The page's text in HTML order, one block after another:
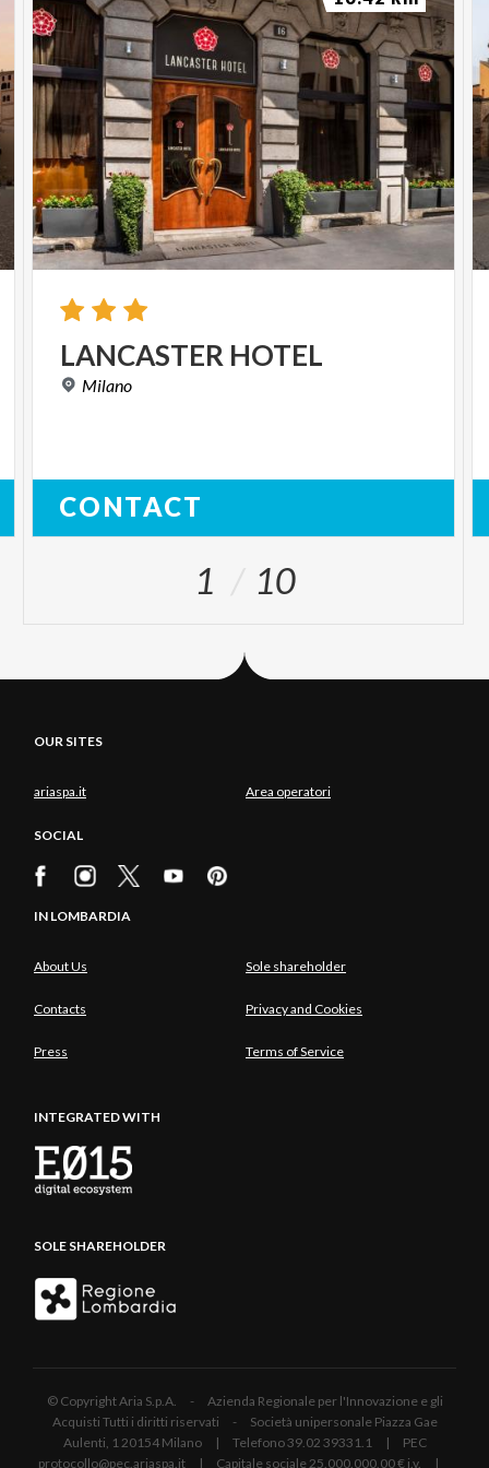
presso Parco di Monza ingresso via Lecco
Domenica 8 giugno 2025
Ritrovo:ore 9.00 presso
Parco di Monza ingresso Vedano Collinetta
Domenica 15 giugno 2025 Ritrovo:
ore 9.00
presso Parco di Monza ingresso Villasanta
presso Parco di Monza ingresso via Lecco
LANCASTER HOTEL
Milano
CONTACT
1 10
OUR SITES
ariaspa.it Area operatori
SOCIAL
IN LOMBARDIA
About Us Sole shareholder
Contacts Privacy and Cookies
Press Terms of Service
INTEGRATED WITH
SOLE SHAREHOLDER
© Copyright Aria S.p.A. - Azienda Regionale per l'Innovazione e gli
Acquisti Tutti i diritti riservati - Società unipersonale Piazza Gae
Aulenti, 1 20154 Milano | Telefono 39.02 39331.1 | PEC
protocollo@pec.ariaspa.it | Capitale sociale 25.000.000,00 € i.v. |